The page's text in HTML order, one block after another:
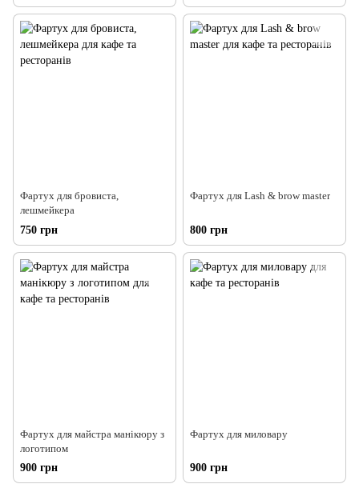
Фартух для бровиста,
лешмейкера
750 грн
Фартух для Lash & brow master
800 грн
Фартух для майстра манікюру з
логотипом
900 грн
Фартух для миловару
900 грн